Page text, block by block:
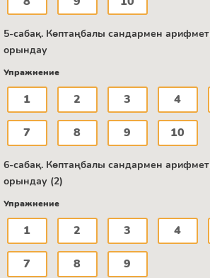
5-сабақ. Көптаңбалы сандармен
орындау
Упражнение
1 2 3 4
7 8 9 10
6-сабақ. Көптаңбалы сандармен
орындау (2)
Упражнение
1 2 3 4
7 8 9